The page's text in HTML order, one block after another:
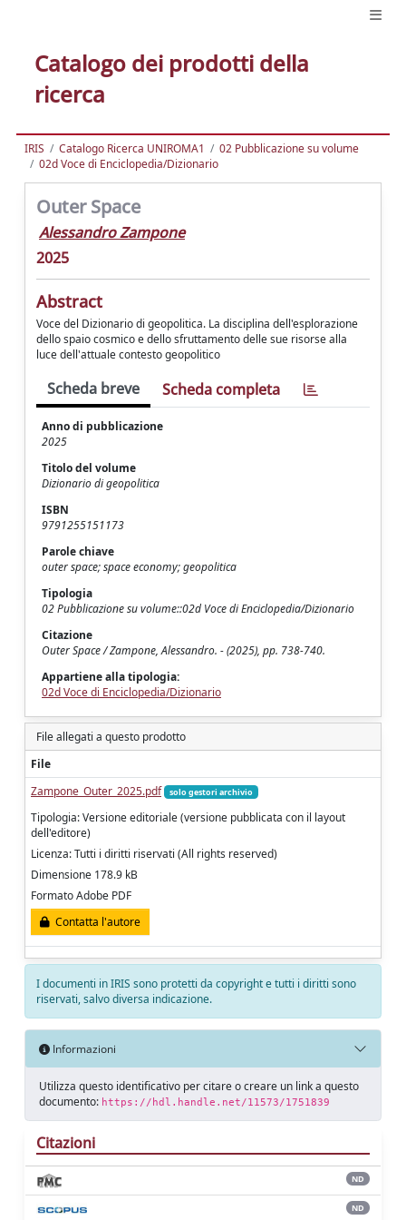
Catalogo dei prodotti della
ricerca
IRIS Catalogo Ricerca UNIROMA1
02 Pubblicazione su volume
02d Voce di Enciclopedia/Dizionario
Outer Space
Alessandro Zampone
2025
Abstract
Voce del Dizionario di geopolitica. La disciplina dell'esplorazione
dello spaio cosmico e dello sfruttamento delle sue risorse alla
luce dell'attuale contesto geopolitico
Scheda breve Scheda completa
Anno di pubblicazione
2025
Titolo del volume
Dizionario di geopolitica
ISBN
9791255151173
Parole chiave
outer space; space economy; geopolitica
Tipologia
02 Pubblicazione su volume::02d Voce di Enciclopedia/Dizionario
Citazione
Outer Space / Zampone, Alessandro. - (2025), pp. 738-740.
Appartiene alla tipologia:
02d Voce di Enciclopedia/Dizionario
File allegati a questo prodotto
File
Zampone_Outer_2025.pdf
solo gestori archivio
Tipologia: Versione editoriale (versione pubblicata con il layout
dell'editore)
Licenza: Tutti i diritti riservati (All rights reserved)
Dimensione 178.9 kB
Formato Adobe PDF
Contatta l'autore
I documenti in IRIS sono protetti da copyright e tutti i diritti sono
riservati, salvo diversa indicazione.
Informazioni
Utilizza questo identificativo per citare o creare un link a questo
documento: https://hdl.handle.net/11573/1751839
Citazioni
ND
ND